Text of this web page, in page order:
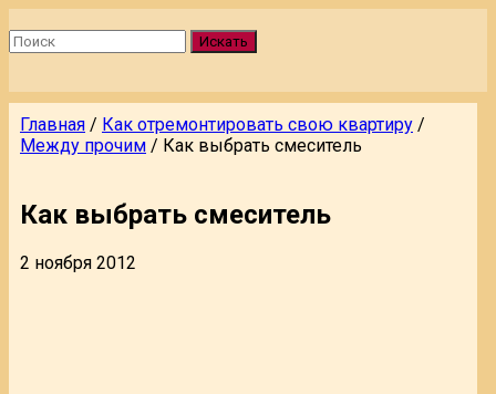
Искать
Главная / Как отремонтировать свою квартиру /
Между прочим / Как выбрать смеситель
Как выбрать смеситель
2 ноября 2012